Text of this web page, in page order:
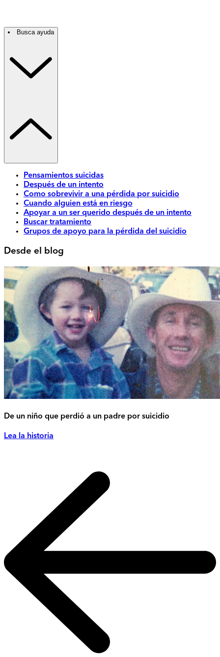
Busca ayuda
Pensamientos suicidas
Después de un intento
Como sobrevivir a una pérdida por suicidio
Cuando alguien está en riesgo
Apoyar a un ser querido después de un intento
Buscar tratamiento
Grupos de apoyo para la pérdida del suicidio
Desde el blog
De un niño que perdió a un padre por suicidio
Lea la historia